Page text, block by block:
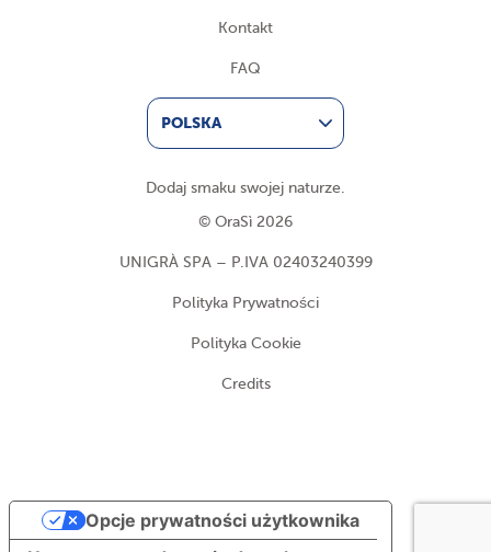
Kontakt
FAQ
POLSKA
Dodaj smaku swojej naturze.
© OraSì 2026
UNIGRÀ SPA – P.IVA 02403240399
Polityka Prywatności
Polityka Cookie
Credits
Opcje prywatności użytkownika